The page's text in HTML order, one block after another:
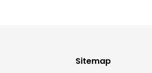
Sitemap